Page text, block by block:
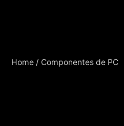
Home / Componentes de PC